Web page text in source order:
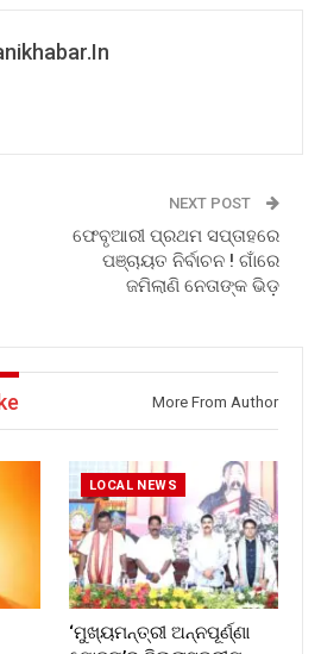
NEXT POST
ଫେବୃଆରୀ ପ୍ରଥମ ସପ୍ତାହରେ
ପଞ୍ଚାୟତ ନିର୍ବାଚନ ! ଗାଁରେ
ଜମିଲାଣି ନେତାଙ୍କ ଭିଡ଼
More From Author
LOCAL NEWS
‘ମୁଖ୍ୟମନ୍ତ୍ରୀ ଅନ୍ନପୂର୍ଣ୍ଣା